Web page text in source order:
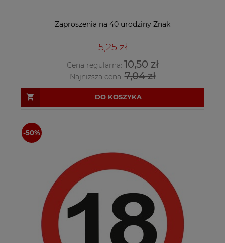
Zaproszenia na 40 urodziny Znak
5,25 zł
Cena regularna:10,50 zł
Najniższa cena:7,04 zł
DO KOSZYKA